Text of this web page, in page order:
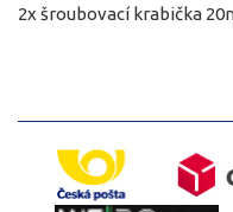
2x šroubovací krabička